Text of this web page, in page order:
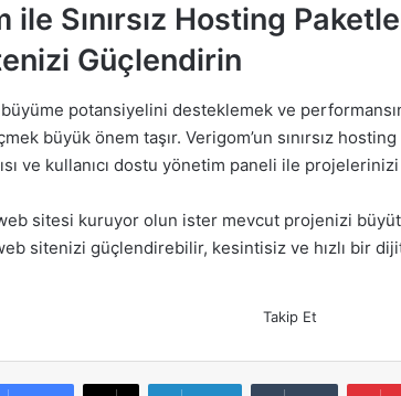
ile Sınırsız Hosting
Güçlendirin
potansiyelini desteklemek ve
büyük önem taşır. Verigom’un sınırsız
ve kullanıcı dostu yönetim paneli ile
sitesi kuruyor olun ister mevcut projenizi
sitenizi güçlendirebilir, kesintisiz ve hızlı bir
Takip Et